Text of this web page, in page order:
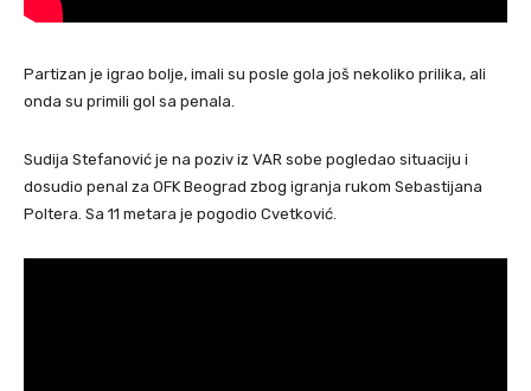
Partizan je igrao bolje, imali su posle gola još nekoliko prilika, ali
onda su primili gol sa penala.
Sudija Stefanović je na poziv iz VAR sobe pogledao situaciju i
dosudio penal za OFK Beograd zbog igranja rukom Sebastijana
Poltera. Sa 11 metara je pogodio Cvetković.